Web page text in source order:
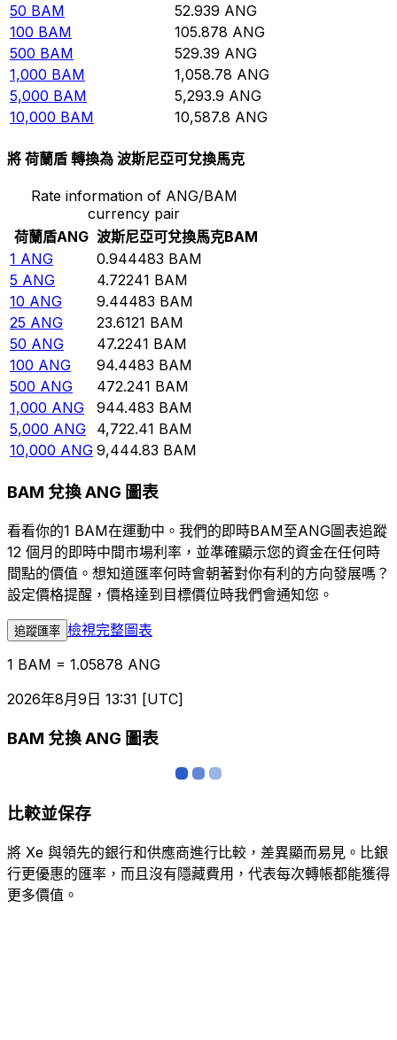
50 BAM 52.939 ANG
100 BAM 105.878 ANG
500 BAM 529.39 ANG
1,000 BAM 1,058.78 ANG
5,000 BAM 5,293.9 ANG
10,000 BAM 10,587.8 ANG
將 荷蘭盾 轉換為 波斯尼亞可兌換馬克
Rate information of ANG/BAM
currency pair
荷蘭盾ANG 波斯尼亞可兌換馬克BAM
1 ANG 0.944483 BAM
5 ANG 4.72241 BAM
10 ANG 9.44483 BAM
25 ANG 23.6121 BAM
50 ANG 47.2241 BAM
100 ANG 94.4483 BAM
500 ANG 472.241 BAM
1,000 ANG 944.483 BAM
5,000 ANG 4,722.41 BAM
10,000 ANG 9,444.83 BAM
BAM 兌換 ANG 圖表
看看你的1 BAM在運動中。我們的即時BAM至ANG圖表追蹤
12 個月的即時中間市場利率，並準確顯示您的資金在任何時
間點的價值。想知道匯率何時會朝著對你有利的方向發展嗎？
設定價格提醒，價格達到目標價位時我們會通知您。
追蹤匯率 檢視完整圖表
1 BAM = 1.05878 ANG
2026年8月9日 13:31 [UTC]
BAM 兌換 ANG 圖表
比較並保存
將 Xe 與領先的銀行和供應商進行比較，差異顯而易見。比銀
行更優惠的匯率，而且沒有隱藏費用，代表每次轉帳都能獲得
更多價值。